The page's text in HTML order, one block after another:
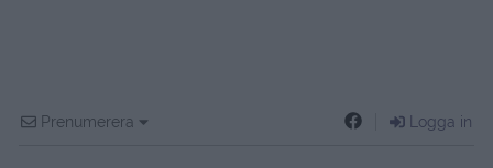
Prenumerera Logga in